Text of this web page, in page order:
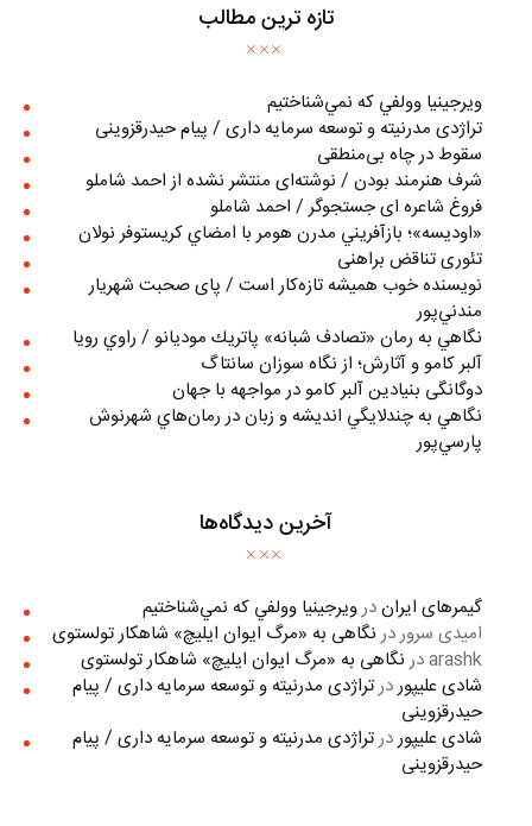
تازه ترین مطالب
ويرجينيا وولفي كه نمي‌شناختيم
تراژدی مدرنیته و توسعه سرمایه داری / پیام حیدرقزوینی
سقوط در چاه بی‌منطقی
شرف هنرمند بودن / نوشته‌ای منتشر نشده از احمد شاملو
فروغ شاعره ای جستجوگر / احمد شاملو
«اوديسه»؛ بازآفريني مدرن هومر با امضاي كريستوفر نولان
تئوری تناقض براهنی
نويسنده خوب هميشه تازه‌كار است / پای صحبت شهريار
مندني‌پور
نگاهي به رمان «تصادف شبانه» پاتريك موديانو / راوي رويا
آلبر کامو و آثارش؛ از نگاه سوزان سانتاگ
دوگانگی بنیادین آلبر کامو در مواجهه با جهان
نگاهي به چندلايگي انديشه و زبان در رمان‌هاي شهرنوش
پارسي‌پور
آخرین دیدگاه‌ها
گیمرهای ایراندرويرجينيا وولفي كه نمي‌شناختيم
امیدی سروردرنگاهی به «مرگ ايوان ايليچ» شاهکار تولستوی
arashkدرنگاهی به «مرگ ايوان ايليچ» شاهکار تولستوی
شادی علیپوردرتراژدی مدرنیته و توسعه سرمایه داری / پیام
حیدرقزوینی
شادی علیپوردرتراژدی مدرنیته و توسعه سرمایه داری / پیام
حیدرقزوینی